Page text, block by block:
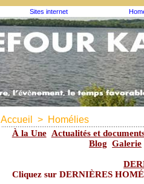
Sites internet
Accueil > Homélies
À la Une Actualités et
Blog Galerie
Cliquez sur DERNIÈRES